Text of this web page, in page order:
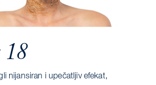
18
nijansiran i upečatljiv efekat,